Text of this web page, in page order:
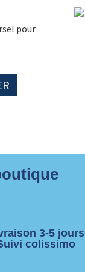
pour
3-5 jours
colissimo